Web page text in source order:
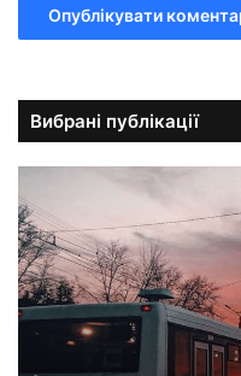
Вибрані публікації
в
т
о
б
у